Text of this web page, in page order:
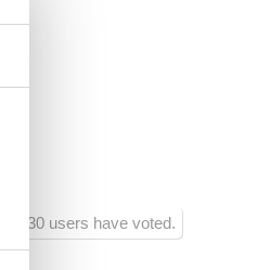
1230 users have voted.